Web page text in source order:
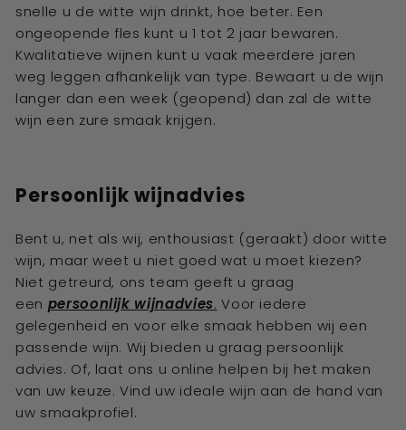
snelle u de witte wijn drinkt, hoe beter. Een
ongeopende fles kunt u 1 tot 2 jaar bewaren.
Kwalitatieve wijnen kunt u vaak meerdere jaren
weg leggen afhankelijk van type. Bewaart u de wijn
langer dan een week (geopend) dan zal de witte
wijn een zure smaak krijgen.
Persoonlijk wijnadvies
Bent u, net als wij, enthousiast (geraakt) door witte
wijn, maar weet u niet goed wat u moet kiezen?
Niet getreurd, ons team geeft u graag
een persoonlijk wijnadvies. Voor iedere
gelegenheid en voor elke smaak hebben wij een
passende wijn. Wij bieden u graag persoonlijk
advies. Of, laat ons u online helpen bij het maken
van uw keuze. Vind uw ideale wijn aan de hand van
uw smaakprofiel.